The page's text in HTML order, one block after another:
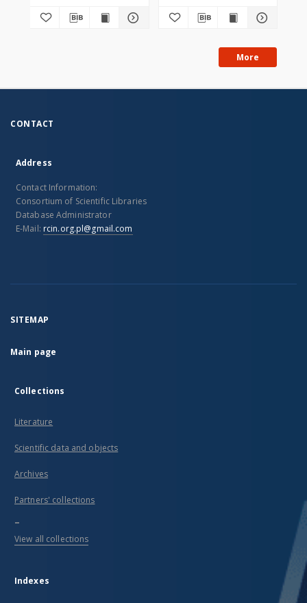
More
CONTACT
Address
Contact Information:
Consortium of Scientific Libraries
Database Administrator
E-Mail: rcin.org.pl@gmail.com
SITEMAP
Main page
Collections
Literature
Scientific data and objects
Archives
Partners' collections
...
View all collections
Indexes